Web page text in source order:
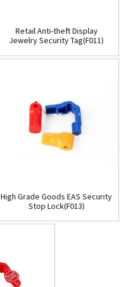
Retail Anti-theft Display
Jewelry Security Tag(F011)
High Grade Goods EAS Security
Stop Lock(F013)